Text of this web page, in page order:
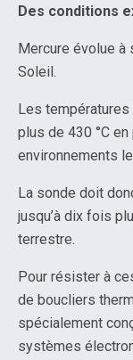
Des conditions
Mercure évolue
Soleil.
Les
plus de 430 °C en
environnements
La sonde doit
jusqu’à dix fois
terrestre.
Pour résister à
de boucliers
spécialement
systèmes